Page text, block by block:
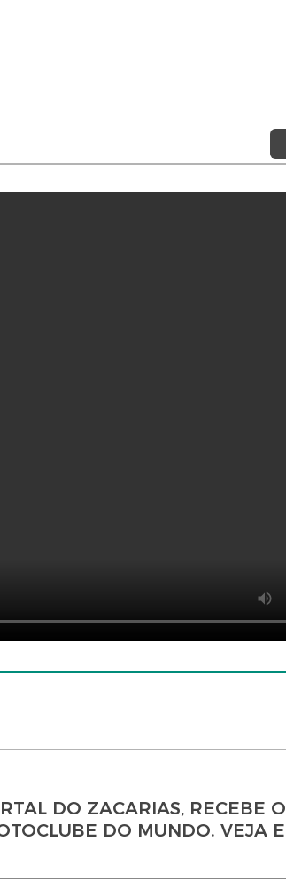
DO ZACARIAS, RECEBE O
DO MUNDO. VEJA E